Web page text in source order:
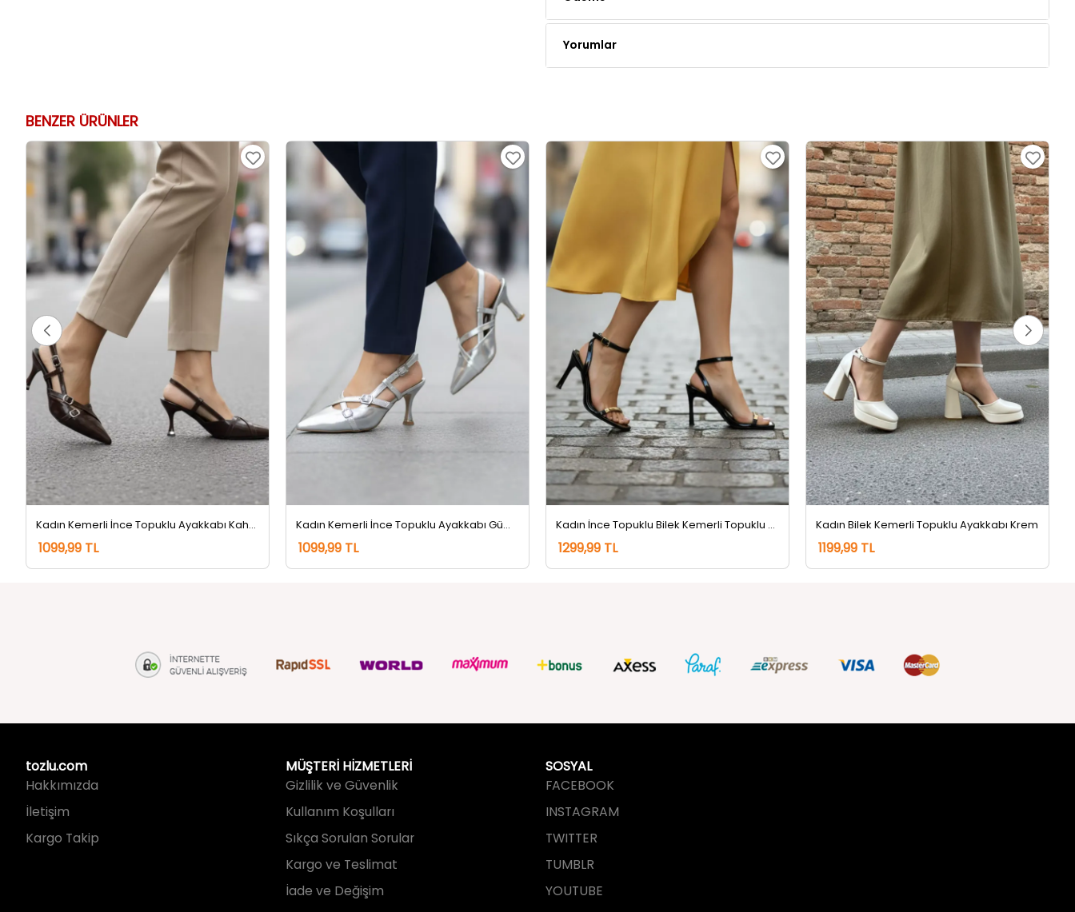
Kadın Kemerli İnce Topuklu Ayakkabı Kahve Rugan
1099,99 TL 1099,99 TL
Kadın İnce Topuklu Bilek Kemerli Topuklu Ayakkabı Siyah
1299,99 TL
Kadın Bilek Kemerli Topuklu Ayakkabı Krem
1199,99 TL
tozlu.com
İletişim
Kargo Takip
MÜŞTERİ HİZMETLERİ
Kullanım Koşulları
SOSYAL
INSTAGRAM